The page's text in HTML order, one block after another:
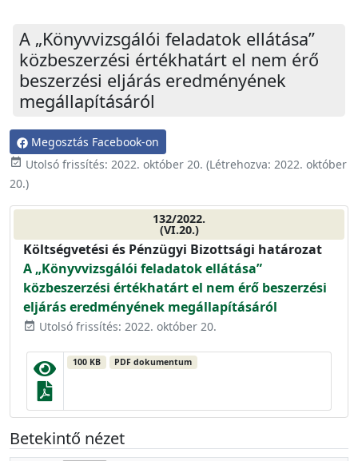
A „Könyvvizsgálói feladatok ellátása”
közbeszerzési értékhatárt el nem érő
beszerzési eljárás eredményének
megállapításáról
Megosztás Facebook-on
event_available Utolsó frissítés: 2022. október 20. (Létrehozva: 2022. október
20.)
132/2022.
(VI.20.)
Költségvetési és Pénzügyi Bizottsági határozat
A „Könyvvizsgálói feladatok ellátása”
közbeszerzési értékhatárt el nem érő beszerzési
eljárás eredményének megállapításáról
event_available Utolsó frissítés: 2022. október 20.
100 KB PDF dokumentum
Betekintő nézet